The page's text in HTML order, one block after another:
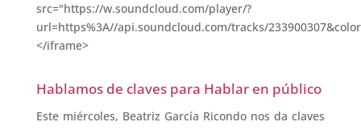
src="https://w.soundcloud.com/player/?
url=https%3A//api.soundcloud.com/tracks/
</iframe>
Hablamos de claves para Hablar en público
Este miércoles, Beatriz García Ricondo nos da claves